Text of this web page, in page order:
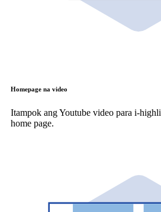
Homepage na video
Itampok ang Youtube video para i-
home page.